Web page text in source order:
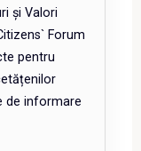
și Valori
Forum
pentru
de informare